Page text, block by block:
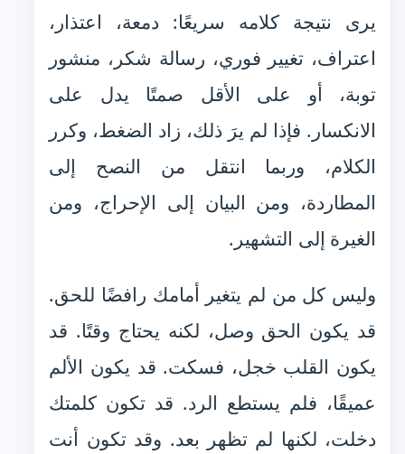
يرى نتيجة كلامه سريعًا: دمعة، اعتذار،
اعتراف، تغيير فوري، رسالة شكر، منشور
توبة، أو على الأقل صمتًا يدل على
الانكسار. فإذا لم يرَ ذلك، زاد الضغط، وكرر
الكلام، وربما انتقل من النصح إلى
المطاردة، ومن البيان إلى الإحراج، ومن
الغيرة إلى التشهير.
وليس كل من لم يتغير أمامك رافضًا للحق.
قد يكون الحق وصل، لكنه يحتاج وقتًا. قد
يكون القلب خجل، فسكت. قد يكون الألم
عميقًا، فلم يستطع الرد. قد تكون كلمتك
دخلت، لكنها لم تظهر بعد. وقد تكون أنت